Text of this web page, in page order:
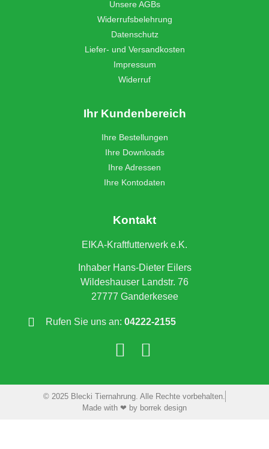
Unsere AGBs
Widerrufsbelehrung
Datenschutz
Liefer- und Versandkosten
Impressum
Widerruf
Ihr Kundenbereich
Ihre Bestellungen
Ihre Downloads
Ihre Adressen
Ihre Kontodaten
Kontakt
EIKA-Kraftfutterwerk e.K.
Inhaber Hans-Dieter Eilers
Wildeshauser Landstr. 76
27777 Ganderkesee
Rufen Sie uns an: 04222-2155
© 2025 Blecki Tiernahrung. Alle Rechte vorbehalten.
Made with ❤ by borrek design